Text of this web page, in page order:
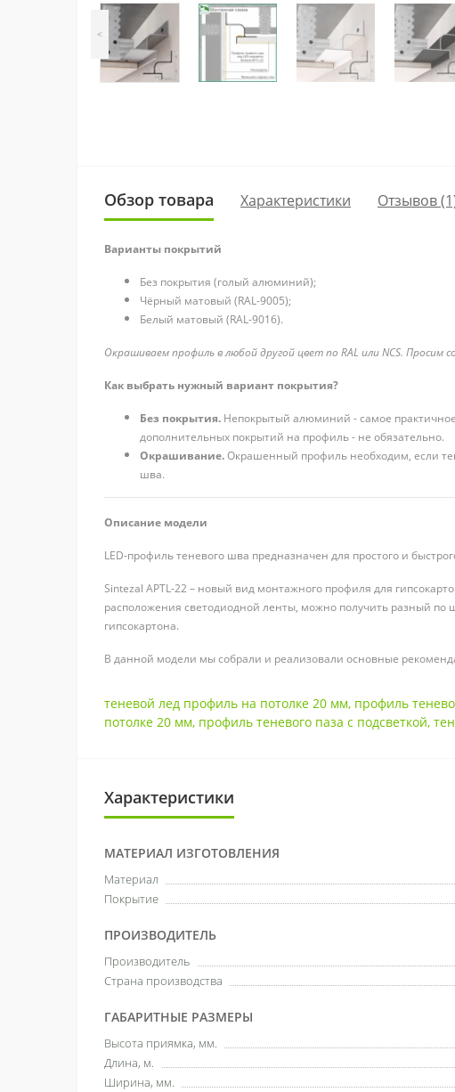
<
Обзор товара Характеристики Отзывов
Варианты покрытий
Без покрытия (голый алюминий);
Чёрный матовый (RAL-9005);
Белый матовый (RAL-9016).
Окрашиваем профиль в любой другой цвет по RAL или NCS.
Как выбрать нужный вариант покрытия?
Без покрытия. Непокрытый алюминий - самое
дополнительных покрытий на профиль - не обязательно.
Окрашивание.Окрашенный профиль необходим, если
шва.
Описание модели
LED-профиль теневого шва предназначен для простого и
Sintezal APTL-22 – новый вид монтажного профиля для
расположения светодиодной ленты, можно получить разный по
гипсокартона.
В данной модели мы собрали и реализовали основные
теневой лед профиль на потолке 20 мм, профиль
потолке 20 мм, профиль теневого паза с подсветкой,
Характеристики
МАТЕРИАЛ ИЗГОТОВЛЕНИЯ
Материал
Покрытие
ПРОИЗВОДИТЕЛЬ
Производитель
Страна производства
ГАБАРИТНЫЕ РАЗМЕРЫ
Высота приямка, мм.
Длина, м.
Ширина, мм.